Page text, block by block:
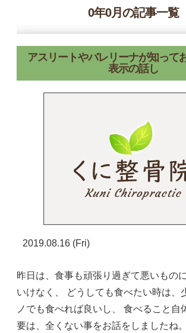
0年0月の記事一覧
アスリートやバレリーナが知って
表示の話し
2019.08.16 (Fri)
昨日は、食事も頑張り過ぎて悪いもの
いけなく、 どうしても食べたい時は、
ノでも食べれば良いし、 食べること自
要は、全くない事をお話をしましたね